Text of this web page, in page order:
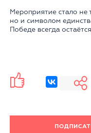
Мероприятие стало
но и символом
Победе всегда